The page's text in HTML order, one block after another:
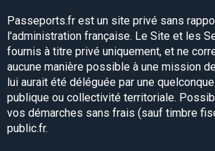
Passeports.fr est un site privé sans
l'administration française. Le Site et les
fournis à titre privé uniquement, et ne
aucune manière possible à une mission
lui aurait été déléguée par une
publique ou collectivité territoriale.
vos démarches sans frais (sauf timbre
public.fr.